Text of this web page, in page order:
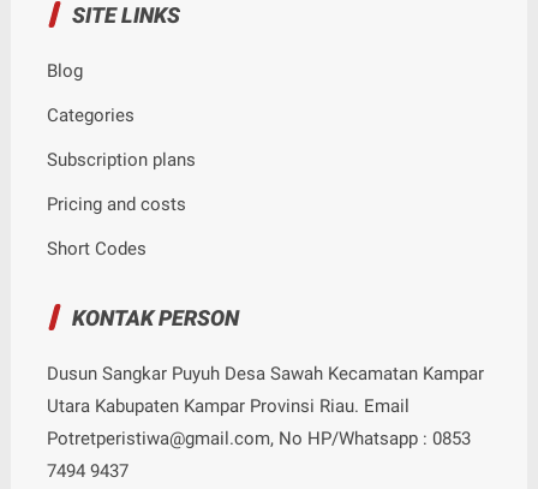
SITE LINKS
Blog
Categories
Subscription plans
Pricing and costs
Short Codes
KONTAK PERSON
Dusun Sangkar Puyuh Desa Sawah Kecamatan Kampar
Utara Kabupaten Kampar Provinsi Riau. Email
Potretperistiwa@gmail.com, No HP/Whatsapp : 0853
7494 9437